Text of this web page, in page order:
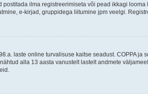
ilma registreerimiseta või pead ikkagi
e-kirjad, gruppidega liitumine jpm veelgi.
laste online turvalisuse kaitse seadust. COPPA
alla 13 aasta vanustelt lastelt andmete